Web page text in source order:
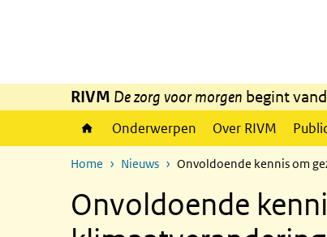
RIVM De zorg voor morgen begint
Onderwerpen Over RIVM
Home Nieuws Onvoldoende kennis om
Onvoldoende